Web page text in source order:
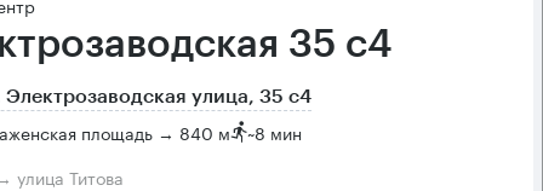
35 с4
Электрозаводская улица, 35 с4
площадь → 840 м ~8 мин
улица Титова